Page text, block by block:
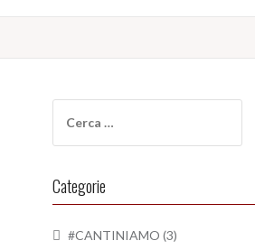
per:
Categorie
#CANTINIAMO (3)